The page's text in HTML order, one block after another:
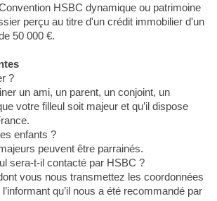
HSBC dynamique ou patrimoine
perçu au titre d'un crédit immobilier d'un
50 000 €.
?
un ami, un parent, un conjoint, un
votre filleul soit majeur et qu’il dispose
enfants ?
peuvent être parrainés.
sera-t-il contacté par HSBC ?
vous nous transmettez les coordonnées
qu’il nous a été recommandé par